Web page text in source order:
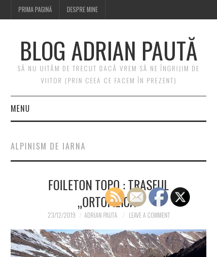
PRIMA PAGINĂ DESPRE MINE
BLOG ADRIAN PAUTĂ
SĂ NU UITĂM DE TRECUT DACĂ VREM SĂ NE ÎNGRIJIM DE
VIITOR (PRIN CEEA CE FACEM ÎN PREZENT)
MENU
DESPRE MINE
ALPINISM DE IARNA
FOILETON TOPO : TRASEUL
„ORTOFIZICA”
23/12/2019 ADRIAN PAUTA LEAVE A COMMENT